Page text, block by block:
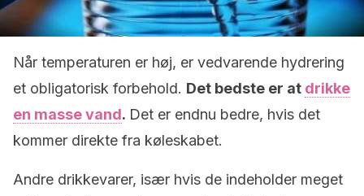
Når temperaturen er høj, er vedvarende hydrering
et obligatorisk forbehold. Det bedste er at drikke
en masse vand. Det er endnu bedre, hvis det
kommer direkte fra køleskabet.
Andre drikkevarer, især hvis de indeholder meget